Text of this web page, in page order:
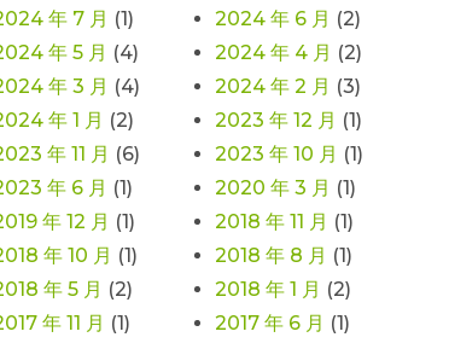
年 7 月 (1) 2024 年 6 月 (2)
年 5 月 (4) 2024 年 4 月 (2)
年 3 月 (4) 2024 年 2 月 (3)
年 1 月 (2) 2023 年 12 月 (1)
年 11 月 (6) 2023 年 10 月 (1)
年 6 月 (1) 2020 年 3 月 (1)
年 12 月 (1) 2018 年 11 月 (1)
年 10 月 (1) 2018 年 8 月 (1)
年 5 月 (2) 2018 年 1 月 (2)
年 11 月 (1) 2017 年 6 月 (1)